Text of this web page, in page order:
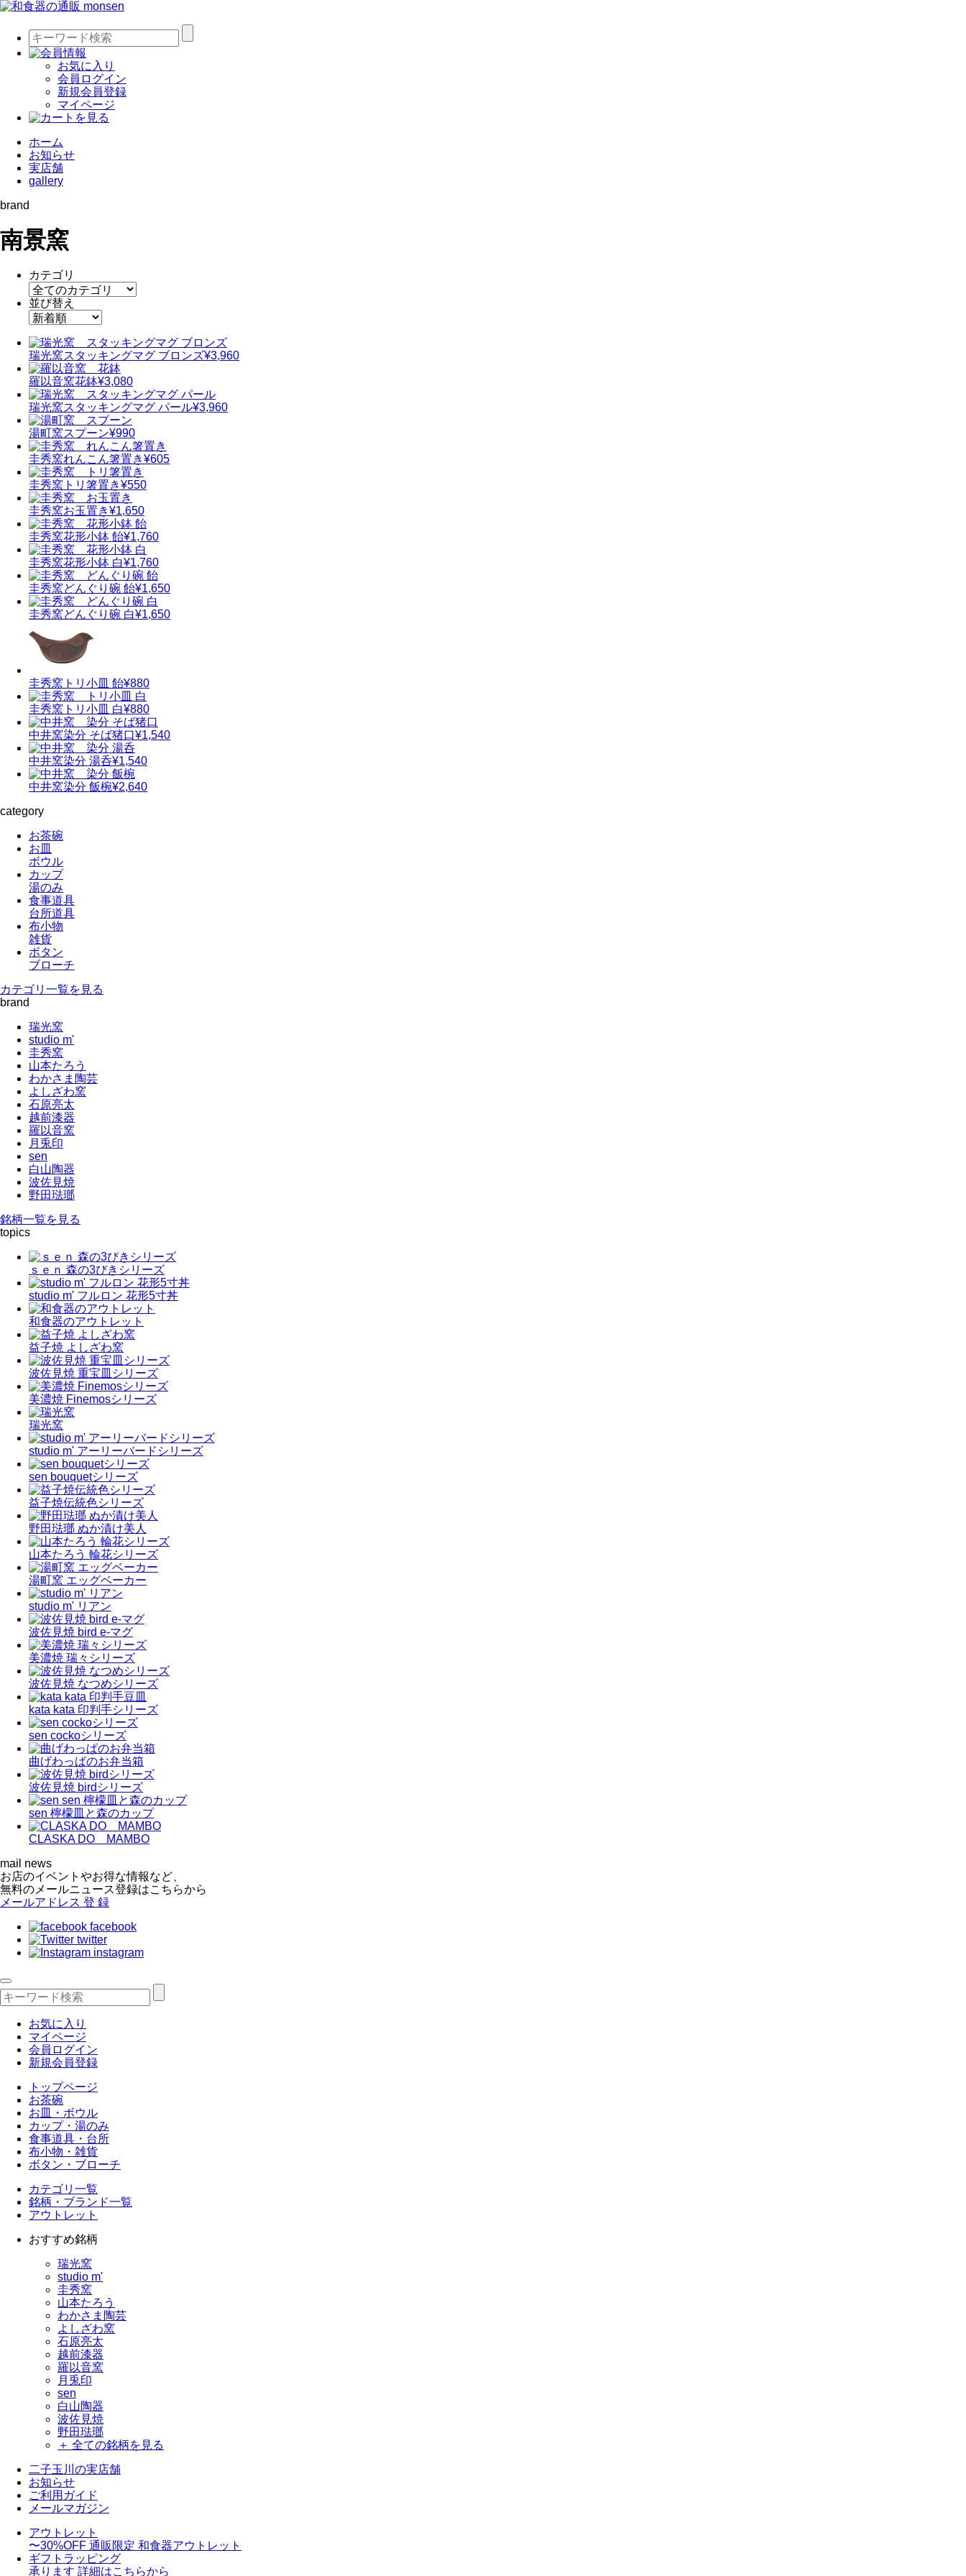
お気に入り
会員ログイン
新規会員登録
マイページ
ホーム
お知らせ
実店舗
gallery
brand
南景窯
カテゴリ
並び替え
瑞光窯スタッキングマグ ブロンズ¥3,960
羅以音窯花鉢¥3,080
瑞光窯スタッキングマグ パール¥3,960
湯町窯スプーン¥990
圭秀窯れんこん箸置き¥605
圭秀窯 トリ箸置き¥550
圭秀窯お玉置き¥1,650
圭秀窯花形小鉢 飴¥1,760
圭秀窯花形小鉢 白¥1,760
圭秀窯どんぐり碗 飴¥1,650
圭秀窯どんぐり碗 白¥1,650
圭秀窯 トリ小皿 飴¥880
圭秀窯 トリ小皿 白¥880
中井窯染分 そば猪口¥1,540
中井窯染分 湯呑¥1,540
中井窯染分 飯椀¥2,640
category
お茶碗
お皿
ボウル
カップ
湯のみ
食事道具
台所道具
布小物
雑貨
ボタン
ブローチ
カテゴリ一覧を見る
brand
瑞光窯
studio m'
圭秀窯
山本たろう
わかさま陶芸
よしざわ窯
石原亮太
越前漆器
羅以音窯
月兎印
sen
白山陶器
波佐見焼
野田琺瑯
銘柄一覧を見る
topics
ｓｅｎ 森の3びきシリーズ
studio m' フルロン 花形5寸丼
和食器のアウトレット
益子焼 よしざわ窯
波佐見焼 重宝皿シリーズ
美濃焼 Finemosシリーズ
瑞光窯
studio m' アーリーバードシリーズ
sen bouquetシリーズ
益子焼伝統色シリーズ
野田琺瑯 ぬか漬け美人
山本たろう 輪花シリーズ
湯町窯 エッグベーカー
studio m' リアン
波佐見焼 bird e-マグ
美濃焼 瑞々シリーズ
波佐見焼 なつめシリーズ
kata kata 印判手シリーズ
sen cockoシリーズ
曲げわっぱのお弁当箱
波佐見焼 birdシリーズ
sen 檸檬皿と森のカップ
CLASKA DO MAMBO
mail news
お店のイベントやお得な情報など、
無料のメールニュース登録はこちらから
メールアドレス 登 録
facebook
twitter
instagram
お気に入り
マイページ
会員ログイン
新規会員登録
トップページ
お茶碗
お皿・ボウル
カップ・湯のみ
食事道具・台所
布小物・雑貨
ボタン・ブローチ
カテゴリ一覧
銘柄・ブランド一覧
アウトレット
おすすめ銘柄
瑞光窯
studio m'
圭秀窯
山本たろう
わかさま陶芸
よしざわ窯
石原亮太
越前漆器
羅以音窯
月兎印
sen
白山陶器
波佐見焼
野田琺瑯
＋ 全ての銘柄を見る
二子玉川の実店舗
お知らせ
ご利用ガイド
メールマガジン
アウトレット
〜30%OFF 通販限定 和食器アウトレット
ギフトラッピング
承ります 詳細はこちらから